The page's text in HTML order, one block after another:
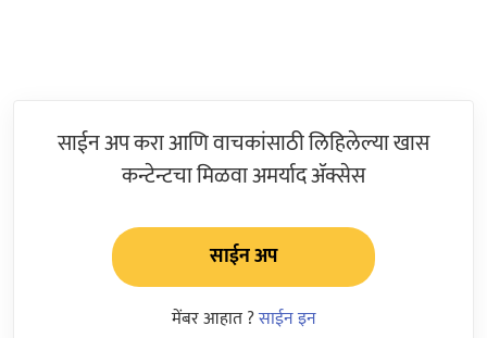
साईन अप करा आणि वाचकांसाठी लिहिलेल्या खास
कन्टेन्टचा मिळवा अमर्याद ॲक्सेस
साईन अप
मेंबर आहात ?साईन इन